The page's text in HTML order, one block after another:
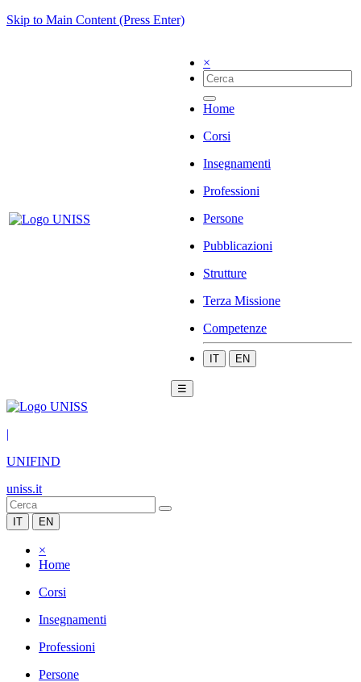
Skip to Main Content (Press Enter)
×
Home
Corsi
Insegnamenti
Professioni
Persone
Pubblicazioni
Strutture
Terza Missione
Competenze
IT EN
☰
|
UNIFIND
uniss.it
IT EN
×
Home
Corsi
Insegnamenti
Professioni
Persone